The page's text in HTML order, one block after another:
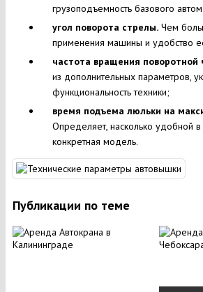
грузоподъемность базового
угол поворота стрелы. Чем
применения машины и удобство
частота вращения поворотной
из дополнительных параметров,
функциональность техники;
время подъема люльки на
Определяет, насколько удобной
конкретная модель.
Публикации по теме